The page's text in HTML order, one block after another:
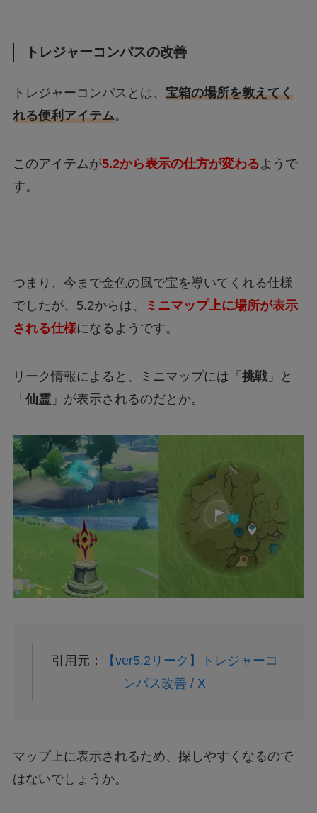
トレジャーコンパスの改善
トレジャーコンパスとは、 宝箱の場所を教えてく
れる便利アイテム。
このアイテムが5.2から表示の仕方が変わるようで
す。
つまり、今まで金色の風で宝を導いてくれる仕様
でしたが、5.2からは、
ミニマップ上に場所が表示
される仕様になるようです。
リーク情報によると、ミニマップには「 挑戦」と
「 仙霊」が表示されるのだとか。
引用元：
【ver5.2リーク】トレジャーコ
ンパス改善 / X
マップ上に表示されるため、探しやすくなるので
はないでしょうか。